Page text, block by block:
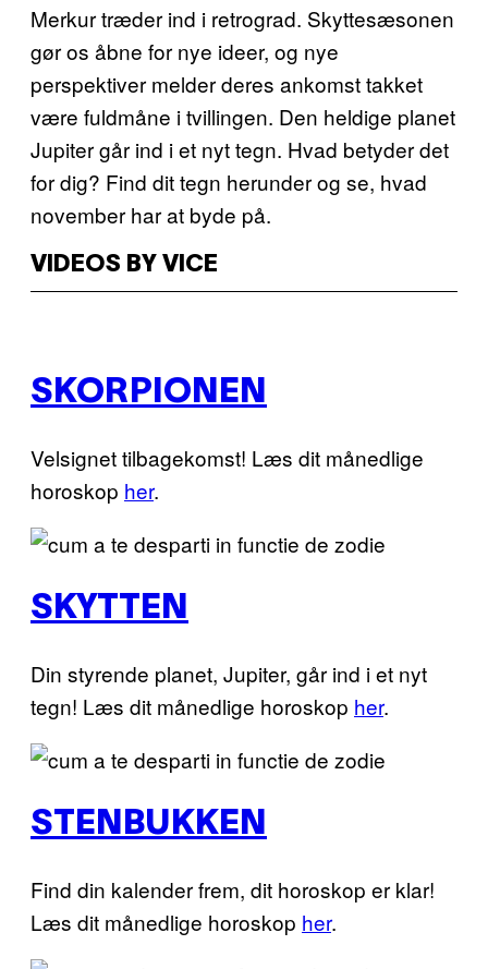
Merkur træder ind i retrograd. Skyttesæsonen
gør os åbne for nye ideer, og nye
perspektiver melder deres ankomst takket
være fuldmåne i tvillingen. Den heldige planet
Jupiter går ind i et nyt tegn. Hvad betyder det
for dig? Find dit tegn herunder og se, hvad
november har at byde på.
VIDEOS BY VICE
SKORPIONEN
Velsignet tilbagekomst! Læs dit månedlige
horoskop her.
SKYTTEN
Din styrende planet, Jupiter, går ind i et nyt
tegn! Læs dit månedlige horoskop her.
STENBUKKEN
Find din kalender frem, dit horoskop er klar!
Læs dit månedlige horoskop her.